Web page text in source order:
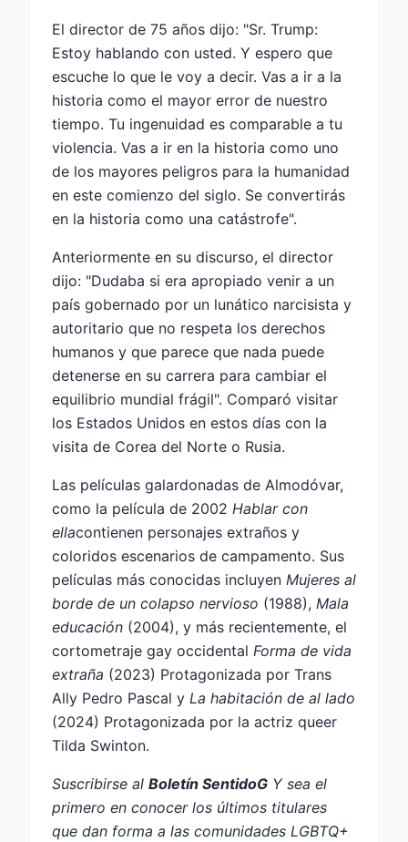
El director de 75 años dijo: "Sr. Trump:
Estoy hablando con usted. Y espero que
escuche lo que le voy a decir. Vas a ir a la
historia como el mayor error de nuestro
tiempo. Tu ingenuidad es comparable a tu
violencia. Vas a ir en la historia como uno
de los mayores peligros para la humanidad
en este comienzo del siglo. Se convertirás
en la historia como una catástrofe".
Anteriormente en su discurso, el director
dijo: "Dudaba si era apropiado venir a un
país gobernado por un lunático narcisista y
autoritario que no respeta los derechos
humanos y que parece que nada puede
detenerse en su carrera para cambiar el
equilibrio mundial frágil". Comparó visitar
los Estados Unidos en estos días con la
visita de Corea del Norte o Rusia.
Las películas galardonadas de Almodóvar,
como la película de 2002 Hablar con
ellacontienen personajes extraños y
coloridos escenarios de campamento. Sus
películas más conocidas incluyen Mujeres al
borde de un colapso nervioso (1988), Mala
educación (2004), y más recientemente, el
cortometraje gay occidental Forma de vida
extraña (2023) Protagonizada por Trans
Ally Pedro Pascal y La habitación de al lado
(2024) Protagonizada por la actriz queer
Tilda Swinton.
Suscribirse al Boletín SentidoG Y sea el
primero en conocer los últimos titulares
que dan forma a las comunidades LGBTQ+